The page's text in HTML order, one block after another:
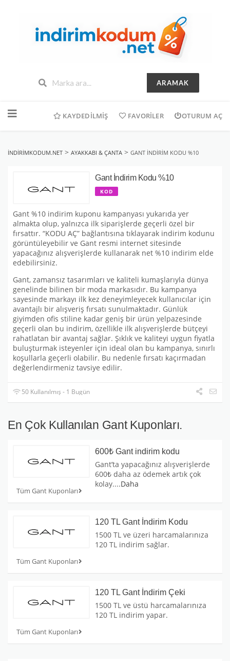
ARAMAK
geç
KAYDEDILMIŞ FAVORILER OTURUM AÇ
INDIRIMKODUM.NET > AYAKKABI & ÇANTA > GANT İNDIRIM KODU %10
Gant İndirim Kodu %10
KOD
Gant %10 indirim kuponu kampanyası yukarıda yer
almakta olup, yalnızca ilk siparişlerde geçerli özel bir
fırsattır. “KODU AÇ” bağlantısına tıklayarak indirim kodunu
görüntüleyebilir ve Gant resmi internet sitesinde
yapacağınız alışverişlerde kullanarak net %10 indirim elde
edebilirsiniz.
Gant, zamansız tasarımları ve kaliteli kumaşlarıyla dünya
genelinde bilinen bir moda markasıdır. Bu kampanya
sayesinde markayı ilk kez deneyimleyecek kullanıcılar için
avantajlı bir alışveriş fırsatı sunulmaktadır. Günlük
giyimden ofis stiline kadar geniş bir ürün yelpazesinde
geçerli olan bu indirim, özellikle ilk alışverişlerde bütçeyi
rahatlatan bir avantaj sağlar. Şıklık ve kaliteyi uygun fiyatla
buluşturmak isteyenler için ideal olan bu kampanya, sınırlı
koşullarla geçerli olabilir. Bu nedenle fırsatı kaçırmadan
değerlendirmeniz tavsiye edilir.
50 Kullanılmış - 1 Bugün
En Çok Kullanılan Gant Kuponları.
Tüm Gant Kuponları
600₺ Gant indirim kodu
Gant’ta yapacağınız alışverişlerde
600₺ daha az ödemek artık çok
kolay....Daha
Tüm Gant Kuponları
120 TL Gant İndirim Kodu
1500 TL ve üzeri harcamalarınıza
120 TL indirim sağlar.
Tüm Gant Kuponları
120 TL Gant İndirim Çeki
1500 TL ve üstü harcamalarınıza
120 TL indirim yapar.